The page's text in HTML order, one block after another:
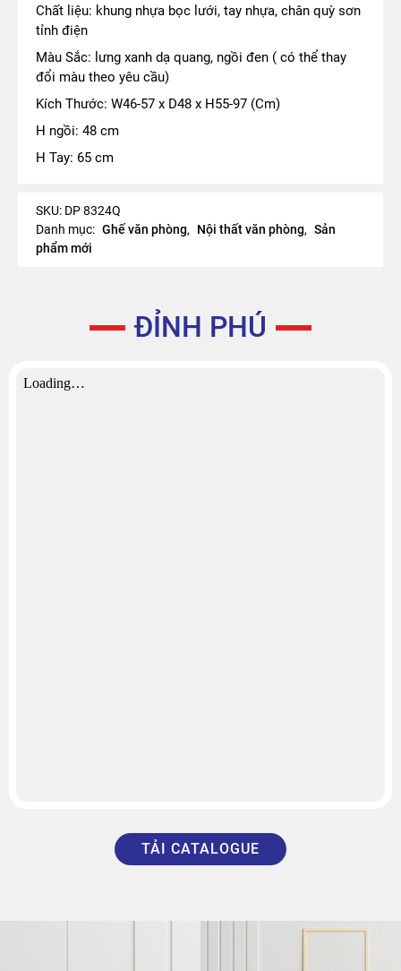
Chất liệu: khung nhựa bọc lưới, tay nhựa, chân quỳ sơn
tỉnh điện
Màu Sắc: lưng xanh dạ quang, ngồi đen ( có thể thay
đổi màu theo yêu cầu)
Kích Thước: W46-57 x D48 x H55-97 (Cm)
H ngồi: 48 cm
H Tay: 65 cm
SKU: DP 8324Q
Danh mục: Ghế văn phòng, Nội thất văn phòng, Sản
phẩm mới
ĐỈNH PHÚ
TẢI CATALOGUE